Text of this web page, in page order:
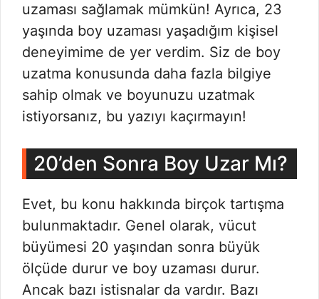
uzaması sağlamak mümkün! Ayrıca, 23
yaşında boy uzaması yaşadığım kişisel
deneyimime de yer verdim. Siz de boy
uzatma konusunda daha fazla bilgiye
sahip olmak ve boyunuzu uzatmak
istiyorsanız, bu yazıyı kaçırmayın!
20’den Sonra Boy Uzar Mı?
Evet, bu konu hakkında birçok tartışma
bulunmaktadır. Genel olarak, vücut
büyümesi 20 yaşından sonra büyük
ölçüde durur ve boy uzaması durur.
Ancak bazı istisnalar da vardır. Bazı